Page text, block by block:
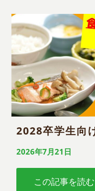
2028卒学生向
2026年7月21日
この記事を読む